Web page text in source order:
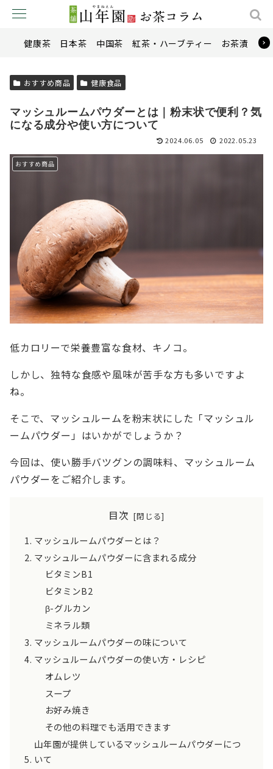
健康茶 日本茶 中国茶 紅茶・ハーブティー お茶漬け
おすすめ商品 健康食品
マッシュルームパウダーとは｜粉末状で便利？気
になる成分や使い方について
2024.06.05 2022.05.23
おすすめ商品
低カロリーで栄養豊富な食材、キノコ。
しかし、独特な食感や風味が苦手な方も多いですよ
ね。
そこで、マッシュルームを粉末状にした「マッシュル
ームパウダー」はいかがでしょうか？
今回は、使い勝手バツグンの調味料、マッシュルーム
パウダーをご紹介します。
目次
マッシュルームパウダーとは？
マッシュルームパウダーに含まれる成分
ビタミンB1
ビタミンB2
β-グルカン
ミネラル類
マッシュルームパウダーの味について
マッシュルームパウダーの使い方・レシピ
オムレツ
スープ
お好み焼き
その他の料理でも活用できます
山年園が提供しているマッシュルームパウダーにつ
いて